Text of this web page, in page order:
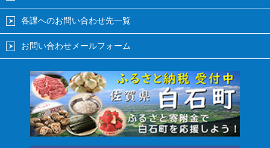
各課へのお問い合わせ先一覧
お問い合わせメールフォーム